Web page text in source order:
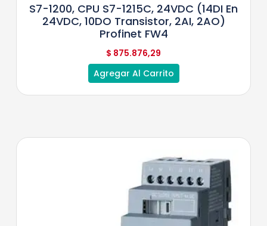
S7-1200, CPU S7-1215C, 24VDC (14DI En
24VDC, 10DO Transistor, 2AI, 2AO)
Profinet FW4
$ 875.876,29
Agregar Al Carrito